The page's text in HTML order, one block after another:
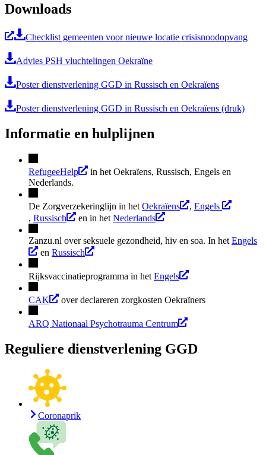
Downloads
Checklist gemeenten voor nieuwe locatie crisisnoodopvang
Advies PSH vluchtelingen Oekraïne
Poster dienstverlening GGD in Russisch en Oekraïens
Poster dienstverlening GGD in Russisch en Oekraïens (druk)
Informatie en hulplijnen
RefugeeHelp
in het Oekraïens, Russisch, Engels en
Nederlands.
De Zorgverzekeringlijn in het Oekraïens , Engels
, Russisch en in het Nederlands
Zanzu.nl over seksuele gezondheid, hiv en soa. In het Engels
en Russisch
Rijksvaccinatieprogramma in het Engels
CAK over declareren zorgkosten Oekraïners
ARQ Nationaal Psychotrauma Centrum
Reguliere dienstverlening GGD
Coronaprik